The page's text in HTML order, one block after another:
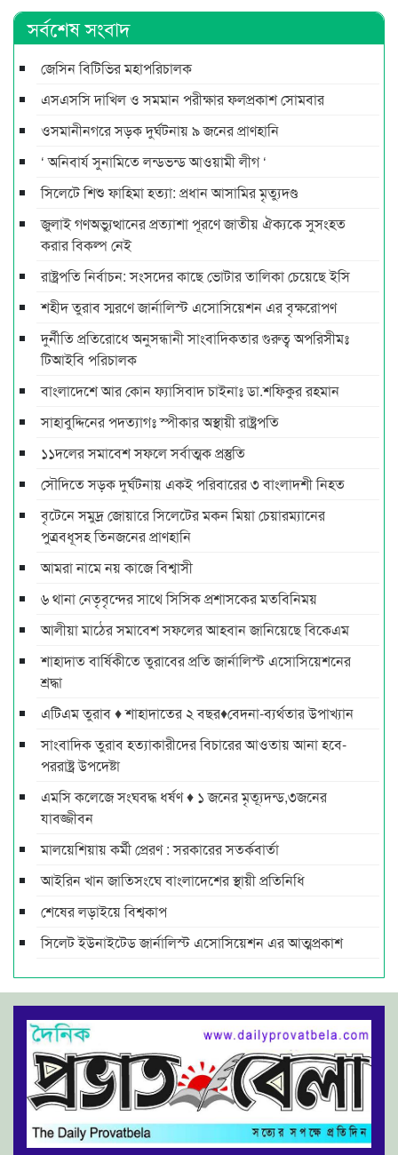
সর্বশেষ সংবাদ
জেসিন বিটিভির মহাপরিচালক
এসএসসি দাখিল ও সমমান পরীক্ষার ফলপ্রকাশ সোমবার
ওসমানীনগরে সড়ক দুর্ঘটনায় ৯ জনের প্রাণহানি
‘ অনিবার্য সুনামিতে লন্ডভন্ড আওয়ামী লীগ ‘
সিলেটে শিশু ফাহিমা হত্যা: প্রধান আসামির মৃত্যুদণ্ড
জুলাই গণঅভ্যুত্থানের প্রত্যাশা পূরণে জাতীয় ঐক্যকে সুসংহত
করার বিকল্প নেই
রাষ্ট্রপতি নির্বাচন: সংসদের কাছে ভোটার তালিকা চেয়েছে ইসি
শহীদ তুরাব স্মরণে জার্নালিস্ট এসোসিয়েশন এর বৃক্ষরোপণ
দুর্নীতি প্রতিরোধে অনুসন্ধানী সাংবাদিকতার গুরুত্ব অপরিসীমঃ
টিআইবি পরিচালক
বাংলাদেশে আর কোন ফ্যাসিবাদ চাইনাঃ ডা.শফিকুর রহমান
সাহাবুদ্দিনের পদত্যাগঃ স্পীকার অস্থায়ী রাষ্ট্রপতি
১১দলের সমাবেশ সফলে সর্বাত্মক প্রস্তুতি
সৌদিতে সড়ক দুর্ঘটনায় একই পরিবারের ৩ বাংলাদশী নিহত
বৃটেনে সমুদ্র জোয়ারে সিলেটের মকন মিয়া চেয়ারম্যানের
পুত্রবধূসহ তিনজনের প্রাণহানি
আমরা নামে নয় কাজে বিশ্বাসী
৬ থানা নেতৃবৃন্দের সাথে সিসিক প্রশাসকের মতবিনিময়
আলীয়া মাঠের সমাবেশ সফলের আহবান জানিয়েছে বিকেএম
শাহাদাত বার্ষিকীতে তুরাবের প্রতি জার্নালিস্ট এসোসিয়েশনের
শ্রদ্ধা
এটিএম তুরাব ♦ শাহাদাতের ২ বছর♦বেদনা-ব্যর্থতার উপাখ্যান
সাংবাদিক তুরাব হত্যাকারীদের বিচারের আওতায় আনা হবে-
পররাষ্ট্র উপদেষ্টা
এমসি কলেজে সংঘবদ্ধ ধর্ষণ ♦ ১ জনের মৃত্যূদন্ড,৩জনের
যাবজ্জীবন
মালয়েশিয়ায় কর্মী প্রেরণ : সরকারের সতর্কবার্তা
আইরিন খান জাতিসংঘে বাংলাদেশের স্থায়ী প্রতিনিধি
শেষের লড়াইয়ে বিশ্বকাপ
সিলেট ইউনাইটেড জার্নালিস্ট এসোসিয়েশন এর আত্মপ্রকাশ